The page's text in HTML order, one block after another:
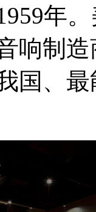
年
响制
国、